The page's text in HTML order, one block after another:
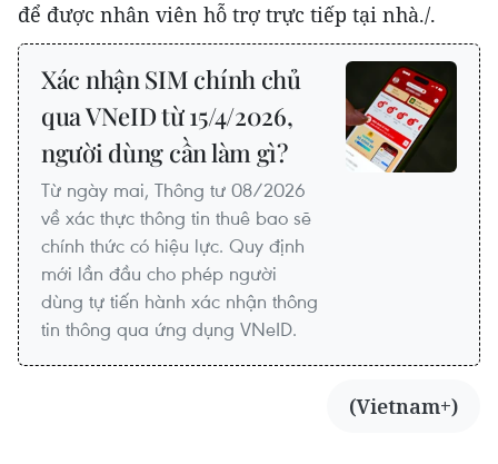
để được nhân viên hỗ trợ trực tiếp tại nhà./.
Xác nhận SIM chính chủ
qua VNeID từ 15/4/2026,
người dùng cần làm gì?
Từ ngày mai, Thông tư 08/2026
về xác thực thông tin thuê bao sẽ
chính thức có hiệu lực. Quy định
mới lần đầu cho phép người
dùng tự tiến hành xác nhận thông
tin thông qua ứng dụng VNeID.
(Vietnam+)